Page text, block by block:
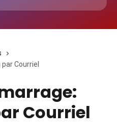
Courriel
Courriel